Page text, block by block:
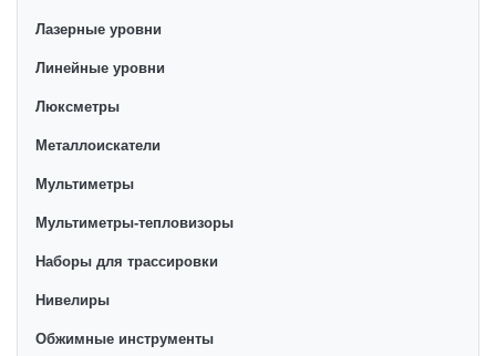
Лазерные уровни
Линейные уровни
Люксметры
Металлоискатели
Мультиметры
Мультиметры-тепловизоры
Наборы для трассировки
Нивелиры
Обжимные инструменты